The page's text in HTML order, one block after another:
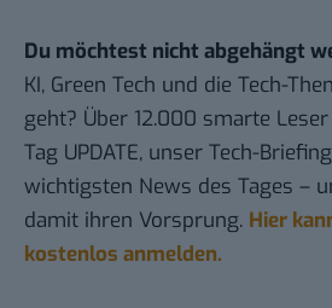
Du möchtest nicht abgehängt
KI, Green Tech und die Tech-
geht? Über 12.000 smarte
Tag UPDATE, unser Tech-
wichtigsten News des Tages –
damit ihren Vorsprung. Hier
kostenlos anmelden.